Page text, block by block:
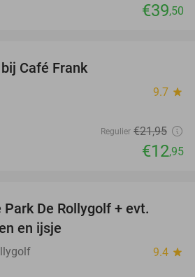
€39,50
Café Frank
9.7 star
Regulier €21,95
€12,95
De Rollygolf + evt.
en ijsje
9.4 star